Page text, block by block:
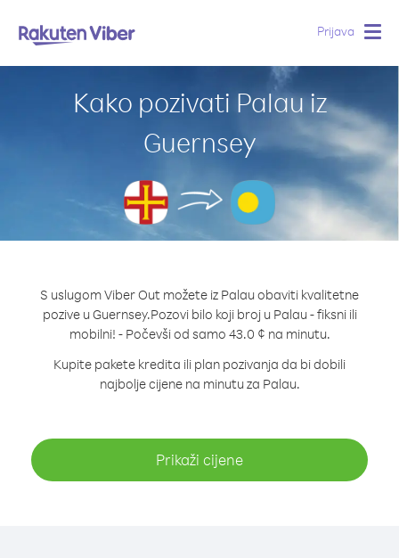
Prijava
Kako pozivati Palau iz
Guernsey
S uslugom Viber Out možete iz Palau obaviti kvalitetne
pozive u Guernsey.Pozovi bilo koji broj u Palau - fiksni ili
mobilni! - Počevši od samo 43.0 ¢ na minutu.
Kupite pakete kredita ili plan pozivanja da bi dobili
najbolje cijene na minutu za Palau.
Prikaži cijene